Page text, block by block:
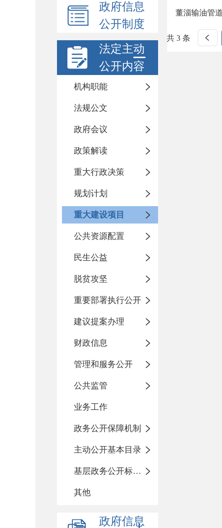
政府信息
公开制度
法定主动
公开内容
机构职能
法规公文
政府会议
政策解读
重大行政决策
规划计划
重大建设项目
公共资源配置
民生公益
脱贫攻坚
重要部署执行公开
建议提案办理
财政信息
管理和服务公开
公共监管
业务工作
政务公开保障机制
主动公开基本目录
基层政务公开标准化目录
其他
政府信息
董淄输油管
共 3 条